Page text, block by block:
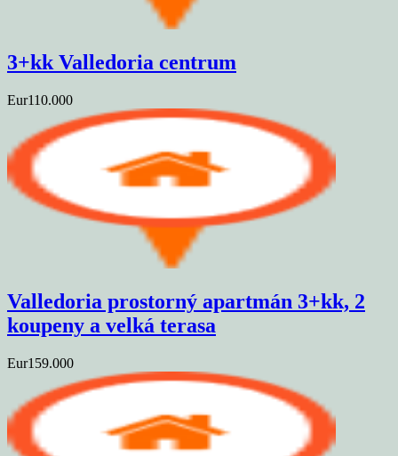
3+kk Valledoria centrum
Eur110.000
Valledoria prostorný apartmán 3+kk, 2
koupeny a velká terasa
Eur159.000